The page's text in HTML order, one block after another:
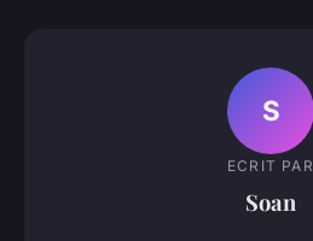
S
ECRIT PAR
Soan